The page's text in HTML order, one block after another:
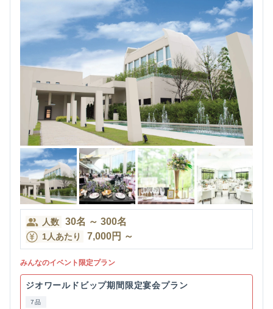
人数 30名 ～ 300名
1人あたり 7,000円 ～
みんなのイベント限定プラン
ジオワールドビップ期間限定宴会プラン
7品